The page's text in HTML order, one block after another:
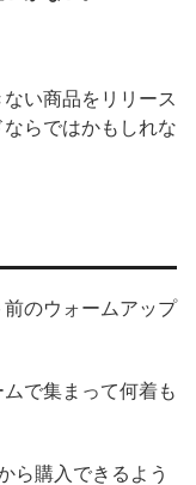
い商品をリリース
らではかもしれな
のウォームアップ
で集まって何着も
ら購入できるよう